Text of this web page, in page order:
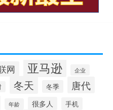
网 亚马逊 企业
冬天 冬季 唐代
年龄 很多人 手机